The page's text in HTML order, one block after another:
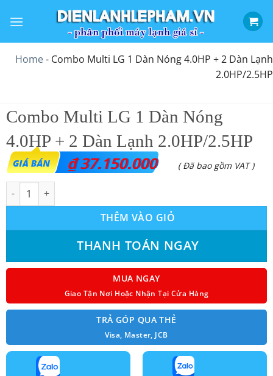
qua
dungHome- Combo Multi LG 1 Dàn Nóng 4.0HP + 2 Dàn Lạnh
2.0HP/2.5HP
Combo Multi LG 1 Dàn Nóng
4.0HP + 2 Dàn Lạnh 2.0HP/2.5HP
₫37.150.000
( Đã bao gồm VAT )
Combo Multi LG 1 Dàn Nóng 4.0HP + 2 Dàn Lạnh 2.0HP/2.5HP
THÊM VÀO GIỎ
THANH TOÁN NGAY
MUA NGAY
Giao Tận Nơi Hoặc Nhận Tại Cửa Hàng
TRẢ GÓP QUA THẺ
Visa, Master, JCB